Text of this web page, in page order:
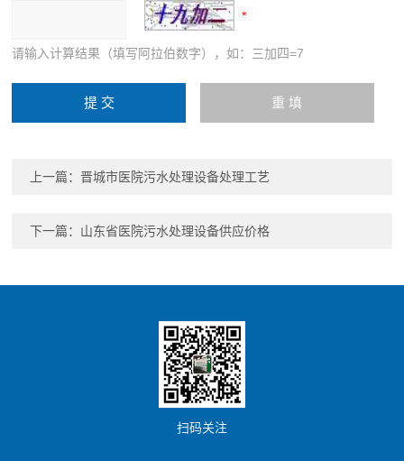
请输入计算结果（填写阿拉伯数字），如：三加四=7
上一篇：晋城市医院污水处理设备处理工艺
下一篇： 山东省医院污水处理设备供应价格
扫码关注